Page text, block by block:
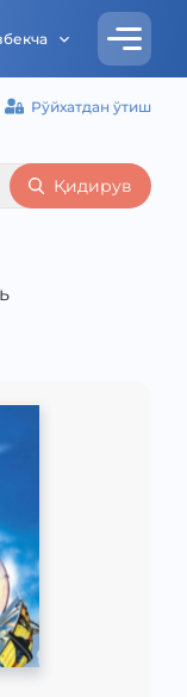
Рўйхатдан ўтиш
Қидирув